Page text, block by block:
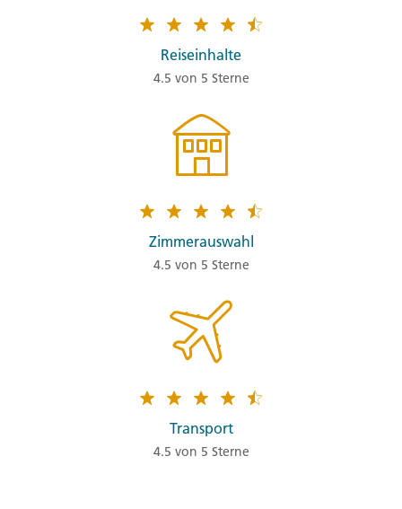
Reiseinhalte
4.5 von 5 Sterne
Zimmerauswahl
4.5 von 5 Sterne
Transport
4.5 von 5 Sterne